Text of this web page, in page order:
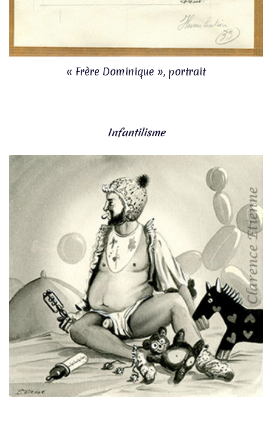
« Frère Dominique », portrait
Infantilisme